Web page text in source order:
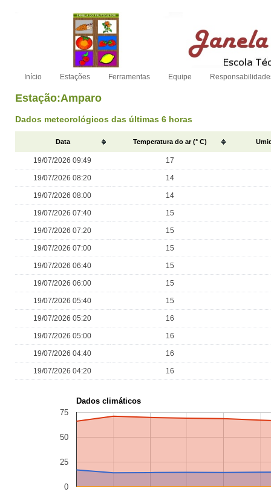
Início Estações Ferramentas Equipe
Estação:Amparo
Dados meteorológicos das últimas 6 horas
Data Temperatura do ar (° C)
19/07/2026 09:49 17
19/07/2026 08:20 14
19/07/2026 08:00 14
19/07/2026 07:40 15
19/07/2026 07:20 15
19/07/2026 07:00 15
19/07/2026 06:40 15
19/07/2026 06:00 15
19/07/2026 05:40 15
19/07/2026 05:20 16
19/07/2026 05:00 16
19/07/2026 04:40 16
19/07/2026 04:20 16
Dados climáticos
0
25
50
75